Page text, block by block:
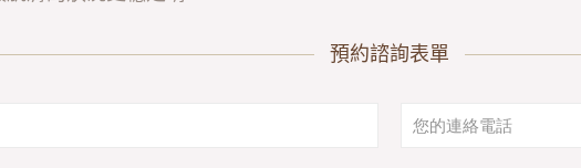
預約諮詢表單